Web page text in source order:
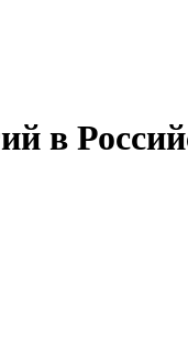
в